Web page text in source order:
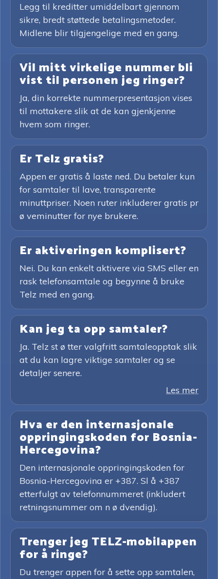
Legg til kreditter umiddelbart gjennom
sikre, bredt støttede betalingsmetoder.
Midlene blir tilgjengelige med en gang.
Vil mitt virkelige nummer bli
vist til personen jeg ringer?
Ja, din korrekte nummerpresentasjon vises
til mottakere slik at de kan gjenkjenne
hvem som ringer.
Er Telz gratis?
Appen er gratis å laste ned. Du betaler kun
for samtaler til lave, transparente
minuttpriser. Noen ruter inkluderer gratis pr
ø veminutter for nye brukere.
Er aktiveringen komplisert?
Nei. Du kan enkelt aktivere via SMS eller en
rask telefonsamtale og begynne å bruke
Telz med en gang.
Kan jeg ta opp samtaler?
Ja. Telz st ø tter valgfritt samtaleopptak slik
at du kan lagre viktige samtaler og se
detaljer senere.
Les mer
Hva er den internasjonale
oppringingskoden for Bosnia-
Hercegovina?
Den internasjonale oppringingskoden for
Bosnia-Hercegovina er +387. Sl å +387
etterfulgt av telefonnummeret (inkludert
retningsnummer om n ø dvendig).
Trenger jeg TELZ-mobilappen
for å ringe?
Du trenger appen for å sette opp samtalen,